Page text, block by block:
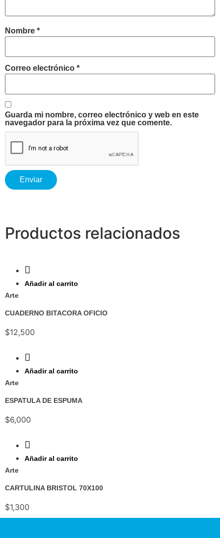
Nombre *
Correo electrónico *
Guarda mi nombre, correo electrónico y web en este
navegador para la próxima vez que comente.
Productos relacionados
Añadir al carrito
Arte
CUADERNO BITACORA OFICIO
$12,500
Añadir al carrito
Arte
ESPATULA DE ESPUMA
$6,000
Añadir al carrito
Arte
CARTULINA BRISTOL 70X100
$1,300